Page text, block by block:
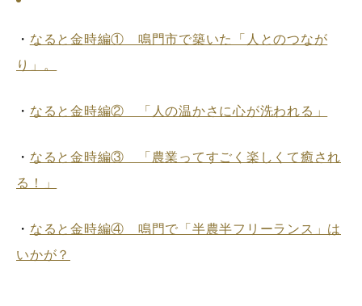
・ なると金時編① 鳴門市で築いた「人とのつなが
り」。
・ なると金時編② 「人の温かさに心が洗われる」
・ なると金時編③ 「農業ってすごく楽しくて癒され
る！」
・ なると金時編④ 鳴門で「半農半フリーランス」は
いかが？